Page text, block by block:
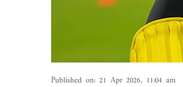
Published on: 21 Apr 2026, 11:04 am